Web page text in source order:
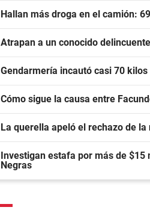
Hallan más droga en el camión:
Atrapan a un conocido
Gendarmería incautó casi 70
Cómo sigue la causa entre
La querella apeló el rechazo de
Investigan estafa por más de
Negras